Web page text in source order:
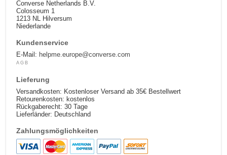
Converse Netherlands B.V.
Colosseum 1
1213 NL Hilversum
Niederlande
Kundenservice
E-Mail: helpme.europe@converse.com
AGB
Lieferung
Versandkosten: Kostenloser Versand ab 35€ Bestellwert
Retourenkosten: kostenlos
Rückgaberecht: 30 Tage
Lieferländer: Deutschland
Zahlungsmöglichkeiten